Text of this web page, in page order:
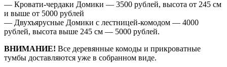
— Кровати-чердаки Домики — 3500 рублей, высота от 245 см
и выше от 5000 рублей
— Двухъярусные Домики с лестницей-комодом — 4000
рублей, высота выше 245 см — 5000 рублей.
ВНИМАНИЕ! Все деревянные комоды и прикроватные
тумбы доставляются уже в собранном виде.